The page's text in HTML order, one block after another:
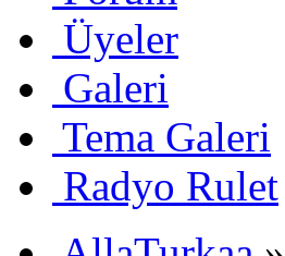
Üyeler
Galeri
Tema Galeri
Radyo Rulet